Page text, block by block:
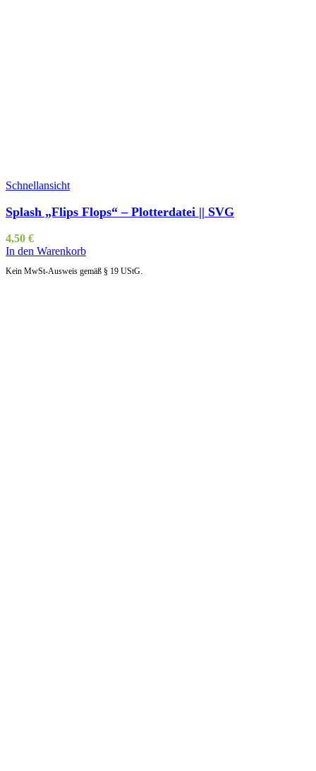
Schnellansicht
Splash „Flips Flops“ – Plotterdatei || SVG
4,50 €
In den Warenkorb
Kein MwSt-Ausweis gemäß § 19 UStG.